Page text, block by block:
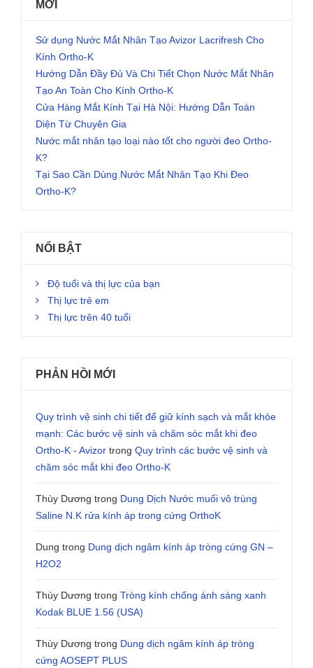
MỚI
Sử dụng Nước Mắt Nhân Tạo Avizor Lacrifresh Cho
Kính Ortho-K
Hướng Dẫn Đầy Đủ Và Chi Tiết Chọn Nước Mắt Nhân
Tạo An Toàn Cho Kính Ortho-K
Cửa Hàng Mắt Kính Tại Hà Nội: Hướng Dẫn Toàn
Diện Từ Chuyên Gia
Nước mắt nhân tạo loại nào tốt cho người đeo Ortho-
K?
Tại Sao Cần Dùng Nước Mắt Nhân Tạo Khi Đeo
Ortho-K?
NỔI BẬT
Độ tuổi và thị lực của bạn
Thị lực trẻ em
Thị lực trên 40 tuổi
PHẢN HỒI MỚI
Quy trình vệ sinh chi tiết để giữ kính sạch và mắt khỏe
mạnh: Các bước vệ sinh và chăm sóc mắt khi đeo
Ortho-K - Avizor trong Quy trình các bước vệ sinh và
chăm sóc mắt khi đeo Ortho-K
Thùy Dương trong Dung Dịch Nước muối vô trùng
Saline N.K rửa kính áp trong cứng OrthoK
Dung trong Dung dịch ngâm kính áp tròng cứng GN –
H2O2
Thùy Dương trong Tròng kính chống ánh sáng xanh
Kodak BLUE 1.56 (USA)
Thùy Dương trong Dung dịch ngâm kính áp tròng
cứng AOSEPT PLUS